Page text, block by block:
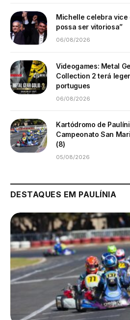
Michelle celebra vice
possa ser vitoriosa”
06/08/2026
Videogames: Metal
Collection 2 terá
portugues
06/08/2026
Kartódromo de
Campeonato San
(8)
05/08/2026
DESTAQUES EM PAULÍNIA